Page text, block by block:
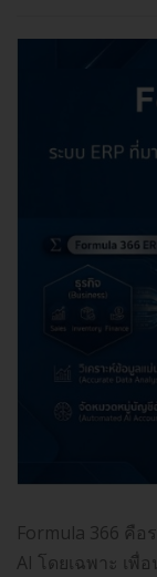
Formula 366 คื
AI โดยเฉพาะ เ